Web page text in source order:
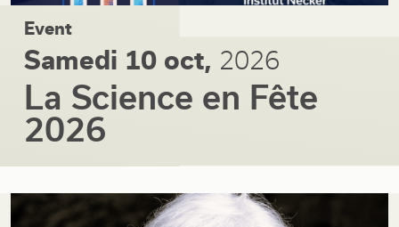
Event
Samedi 10 oct, 2026
La Science en Fête
2026